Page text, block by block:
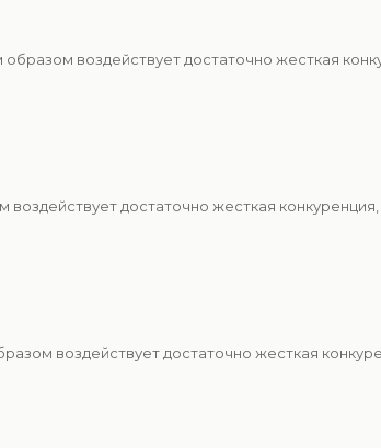
воздействует достаточно жесткая
достаточно жесткая
воздействует достаточно жесткая